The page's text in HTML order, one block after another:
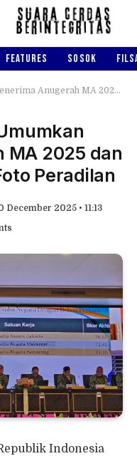
FEATURES SOSOK
2025 dan Pemenang Lomba Foto Peradilan
MA 2025 dan
Peradilan
December 2025 • 11:13
Indonesia